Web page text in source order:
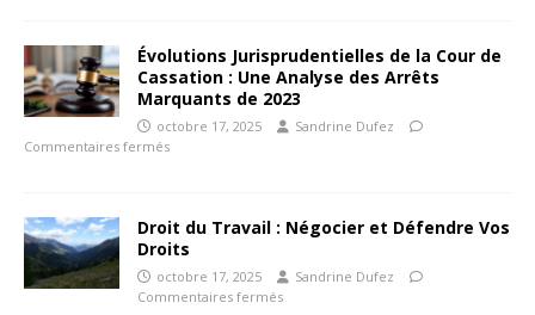
Évolutions Jurisprudentielles de la Cour de
Cassation : Une Analyse des Arrêts
Marquants de 2023
octobre 17, 2025
Sandrine Dufez
Commentaires fermés
Droit du Travail : Négocier et Défendre Vos
Droits
octobre 17, 2025
Sandrine Dufez
Commentaires fermés